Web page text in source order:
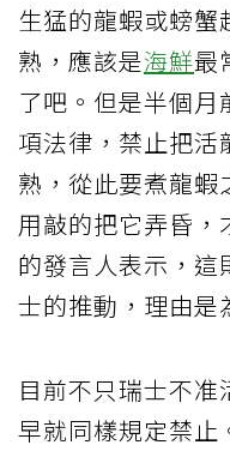
生猛的龍蝦或螃蟹
熟，應該是海鮮最
了吧。但是半個
項法律，禁止把活
熟，從此要煮龍
用敲的把它弄昏
的發言人表示，這
士的推動，理由是
目前不只瑞士不
早就同樣規定禁止